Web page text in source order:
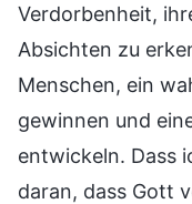
Verdorbenheit,
Absichten zu
Menschen, ein
gewinnen und
entwickeln. Dass
daran, dass Gott